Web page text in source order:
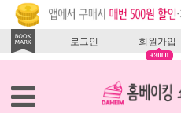
로그인 회원가입